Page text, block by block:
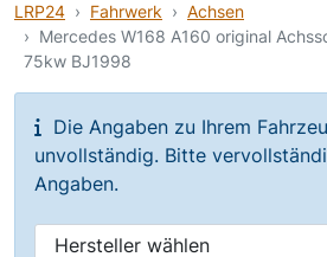
LRP24 Fahrwerk
Achsen
Mercedes W168 A160 original
75kw BJ1998
Die Angaben zu Ihrem
unvollständig. Bitte
Angaben.